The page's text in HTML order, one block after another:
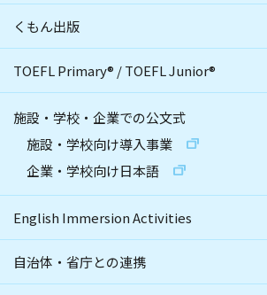
くもん出版
TOEFL Primary® /TOEFL Junior®
施設・学校・企業での公文式
施設・学校向け導入事業
企業・学校向け日本語
English Immersion Activities
自治体・省庁との連携